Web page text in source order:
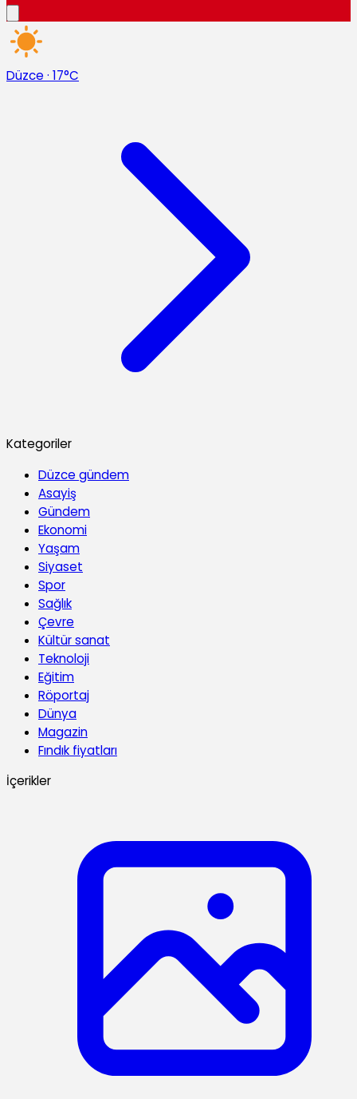
Düzce · 17°C
Kategoriler
Düzce gündem
Asayiş
Gündem
Ekonomi
Yaşam
Siyaset
Spor
Sağlık
Çevre
Kültür sanat
Teknoloji
Eğitim
Röportaj
Dünya
Magazin
Fındık fiyatları
İçerikler